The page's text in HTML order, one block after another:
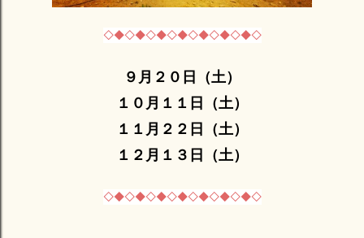
◇◆◇◆◇◆◇◆◇◆◇◆◇◆◇
９月２０日（土）
１０月１１日（土）
１１月２２日（土）
１２月１３日（土）
◇◆◇◆◇◆◇◆◇◆◇◆◇◆◇